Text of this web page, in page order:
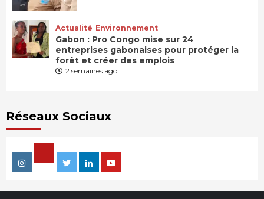
Actualité Environnement
Gabon : Pro Congo mise sur 24
entreprises gabonaises pour protéger la
forêt et créer des emplois
2 semaines ago
Réseaux Sociaux
Instagram
Facebook
TwitterLinkedin